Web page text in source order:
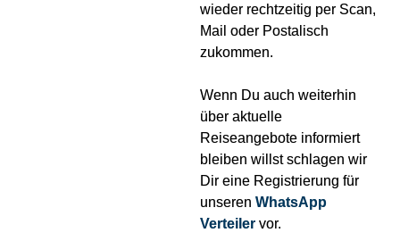
wieder rechtzeitig per Scan,
Mail oder Postalisch
zukommen.
Wenn Du auch weiterhin
über aktuelle
Reiseangebote informiert
bleiben willst schlagen wir
Dir eine Registrierung für
unseren WhatsApp
Verteiler vor.